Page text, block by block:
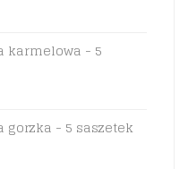
karmelowa - 5
gorzka - 5 saszetek